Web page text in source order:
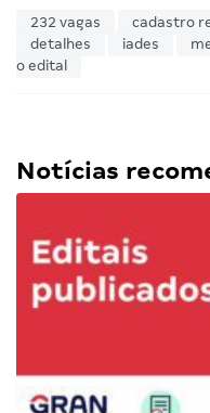
232 vagas cadastro
detalhes
iades
o edital
Notícias